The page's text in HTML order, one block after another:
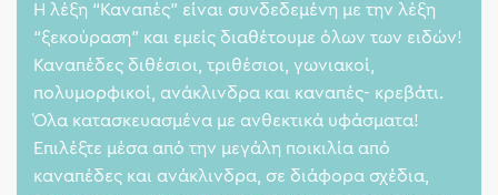
Η λέξη “Καναπές” είναι συνδεδεμένη με την λέξη
“ξεκούραση” και εμείς διαθέτουμε όλων των ειδών!
Καναπέδες διθέσιοι, τριθέσιοι, γωνιακοί,
πολυμορφικοί, ανάκλινδρα και καναπές- κρεβάτι.
Όλα κατασκευασμένα με ανθεκτικά υφάσματα!
Επιλέξτε μέσα από την μεγάλη ποικιλία από
καναπέδες και ανάκλινδρα, σε διάφορα σχέδια,